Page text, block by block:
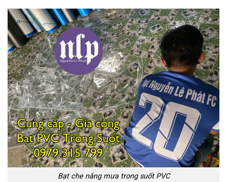
Bạt che nắng mưa trong suốt PVC